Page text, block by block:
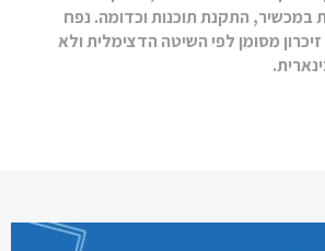
במכשיר, התקנת תוכנות וכדומה. נפח
מסומן לפי השיטה הדצימלית ולא